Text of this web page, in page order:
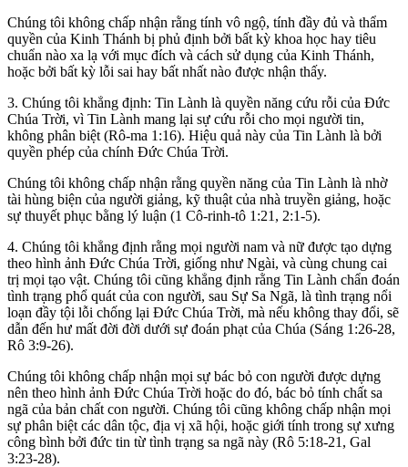
Chúng tôi không chấp nhận rằng tính vô ngộ, tính đầy đủ và thẩm
quyền của Kinh Thánh bị phủ định bởi bất kỳ khoa học hay tiêu
chuẩn nào xa lạ với mục đích và cách sử dụng của Kinh Thánh,
hoặc bởi bất kỳ lỗi sai hay bất nhất nào được nhận thấy.
3. Chúng tôi khẳng định: Tin Lành là quyền năng cứu rỗi của Đức
Chúa Trời, vì Tin Lành mang lại sự cứu rỗi cho mọi người tin,
không phân biệt (Rô-ma 1:16). Hiệu quả này của Tin Lành là bởi
quyền phép của chính Đức Chúa Trời.
Chúng tôi không chấp nhận rằng quyền năng của Tin Lành là nhờ
tài hùng biện của người giảng, kỹ thuật của nhà truyền giảng, hoặc
sự thuyết phục bằng lý luận (1 Cô-rinh-tô 1:21, 2:1-5).
4. Chúng tôi khẳng định rằng mọi người nam và nữ được tạo dựng
theo hình ảnh Đức Chúa Trời, giống như Ngài, và cùng chung cai
trị mọi tạo vật. Chúng tôi cũng khẳng định rằng Tin Lành chẩn đoán
tình trạng phổ quát của con người, sau Sự Sa Ngã, là tình trạng nổi
loạn đầy tội lỗi chống lại Đức Chúa Trời, mà nếu không thay đổi, sẽ
dẫn đến hư mất đời đời dưới sự đoán phạt của Chúa (Sáng 1:26-28,
Rô 3:9-26).
Chúng tôi không chấp nhận mọi sự bác bỏ con người được dựng
nên theo hình ảnh Đức Chúa Trời hoặc do đó, bác bỏ tính chất sa
ngã của bản chất con người. Chúng tôi cũng không chấp nhận mọi
sự phân biệt các dân tộc, địa vị xã hội, hoặc giới tính trong sự xưng
công bình bởi đức tin từ tình trạng sa ngã này (Rô 5:18-21, Gal
3:23-28).